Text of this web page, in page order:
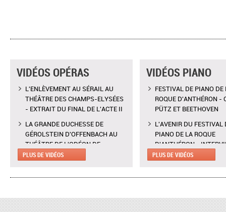
VIDÉOS OPÉRAS
L'ENLÈVEMENT AU SÉRAIL AU
THÉÂTRE DES CHAMPS-ELYSÉES
- EXTRAIT DU FINAL DE L'ACTE II
LA GRANDE DUCHESSE DE
GÉROLSTEIN D'OFFENBACH AU
THÉÂTRE DE L'ODÉON DE
MARSEILLE - EXTRAIT DE "AH !
L'ENLÈVEMENT AU SÉRAIL AU
- INTERVIEW DE MANON
PLUS DE VIDÉOS
VIDÉOS PIANO
FESTIVAL DE PIANO DE
ROQUE D'ANTHÉRON -
PÜTZ ET BEETHOVEN
L'AVENIR DU FESTIVAL
PIANO DE LA ROQUE
D'ANTHÉRON -
CLAIRE DÉSERT, CO-
MARTINA MEOLA
BUNIATISHVILI AU
PLUS DE VIDÉOS